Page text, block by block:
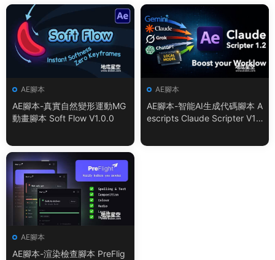
AE腳本
AE腳本-真實自然變形運動MG
動畫腳本 Soft Flow V1.0.0
AE腳本
AE腳本-智能AI生成代碼腳本 A
escripts Claude Scripter V1.
AE腳本
AE腳本-渲染檢查腳本 PreFlig